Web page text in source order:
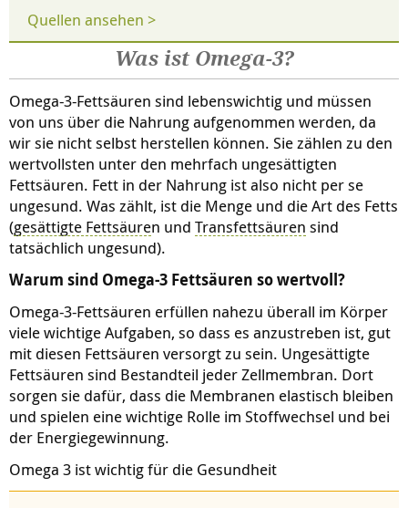
Quellen ansehen >
Was ist Omega-3?
Omega-3-Fettsäuren sind lebenswichtig und müssen
von uns über die Nahrung aufgenommen werden, da
wir sie nicht selbst herstellen können. Sie zählen zu den
wertvollsten unter den mehrfach ungesättigten
Fettsäuren. Fett in der Nahrung ist also nicht per se
ungesund. Was zählt, ist die Menge und die Art des Fetts
(gesättigte Fettsäuren und Transfettsäuren sind
tatsächlich ungesund).
Warum sind Omega-3 Fettsäuren so wertvoll?
Omega-3-Fettsäuren erfüllen nahezu überall im Körper
viele wichtige Aufgaben, so dass es anzustreben ist, gut
mit diesen Fettsäuren versorgt zu sein. Ungesättigte
Fettsäuren sind Bestandteil jeder Zell­membran. Dort
sorgen sie dafür, dass die Membranen elastisch bleiben
und spielen eine wichtige Rolle im Stoffwechsel und bei
der Energiegewinnung.
Omega 3 ist wichtig für die Gesundheit